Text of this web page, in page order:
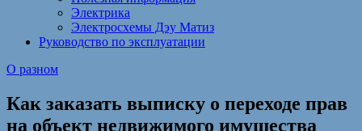
Электрика
Электросхемы Дэу Матиз
Руководство по эксплуатации
О разном
Как заказать выписку о переходе прав
на объект недвижимого имущества